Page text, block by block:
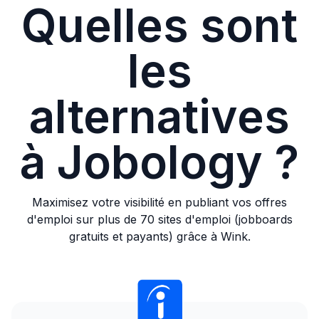
Quelles sont
les
alternatives
à Jobology ?
Maximisez votre visibilité en publiant vos offres
d'emploi sur plus de 70 sites d'emploi (jobboards
gratuits et payants) grâce à Wink.